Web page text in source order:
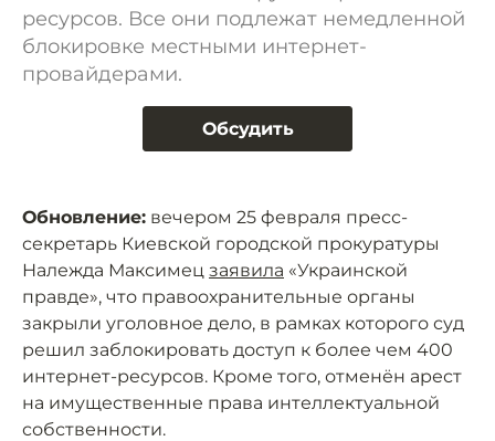
ресурсов. Все они подлежат немедленной
блокировке местными интернет-
провайдерами.
Обсудить
Обновление: вечером 25 февраля пресс-
секретарь Киевской городской прокуратуры
Належда Максимец заявила «Украинской
правде», что правоохранительные органы
закрыли уголовное дело, в рамках которого суд
решил заблокировать доступ к более чем 400
интернет-ресурсов. Кроме того, отменён арест
на имущественные права интеллектуальной
собственности.